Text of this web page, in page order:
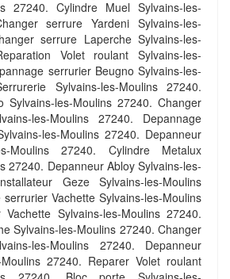
27240. Cylindre Muel Sylvains-les-
serrure Yardeni Sylvains-les-
serrure Laperche Sylvains-les-
Volet roulant Sylvains-les-
serrurier Beugno Sylvains-les-
Sylvains-les-Moulins 27240.
Sylvains-les-Moulins 27240. Changer
les-Moulins 27240. Depannage
les-Moulins 27240. Depanneur
Moulins 27240. Cylindre Metalux
27240. Depanneur Abloy Sylvains-les-
Geze Sylvains-les-Moulins
Vachette Sylvains-les-Moulins
Sylvains-les-Moulins 27240.
Sylvains-les-Moulins 27240. Changer
les-Moulins 27240. Depanneur
Moulins 27240. Reparer Volet roulant